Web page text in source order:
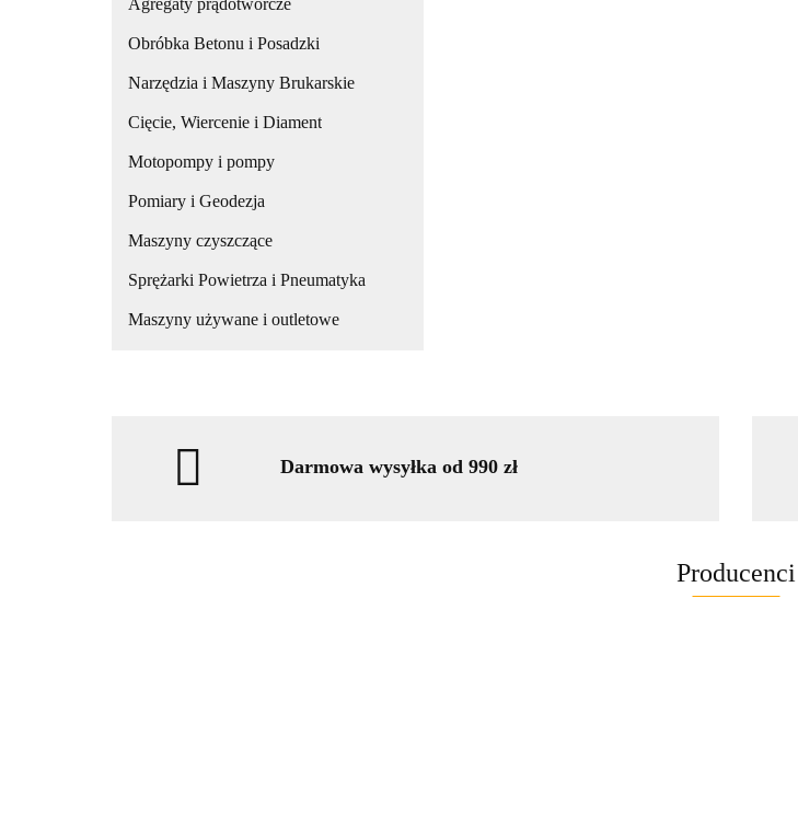
Agregaty prądotwórcze
Obróbka Betonu i Posadzki
Narzędzia i Maszyny Brukarskie
Cięcie, Wiercenie i Diament
Motopompy i pompy
Pomiary i Geodezja
Maszyny czyszczące
Sprężarki Powietrza i Pneumatyka
Maszyny używane i outletowe
Darmowa wysyłka od 990 zł
Producenci